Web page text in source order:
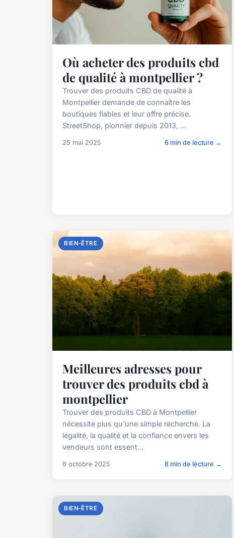
Où acheter des produits cbd
de qualité à montpellier ?
Trouver des produits CBD de qualité à
Montpellier demande de connaître les
boutiques fiables et leur offre précise.
StreetShop, pionnier depuis 2013, ...
25 mai 2025 6 min de lecture →
BIEN-ÊTRE
Meilleures adresses pour
trouver des produits cbd à
montpellier
Trouver des produits CBD à Montpellier
nécessite plus qu'une simple recherche. La
légalité, la qualité et la confiance envers les
vendeurs sont essent...
8 octobre 2025 8 min de lecture →
BIEN-ÊTRE